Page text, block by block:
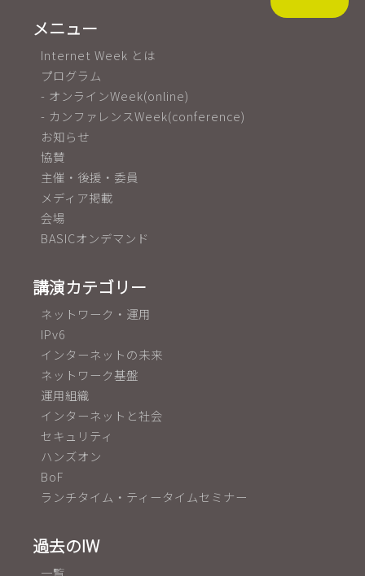
メニュー
Internet Week とは
プログラム
- オンラインWeek(online)
- カンファレンスWeek(conference)
お知らせ
協賛
主催・後援・委員
メディア掲載
会場
BASICオンデマンド
講演カテゴリー
ネットワーク・運用
IPv6
インターネットの未来
ネットワーク基盤
運用組織
インターネットと社会
セキュリティ
ハンズオン
BoF
ランチタイム・ティータイムセミナー
過去のIW
一覧